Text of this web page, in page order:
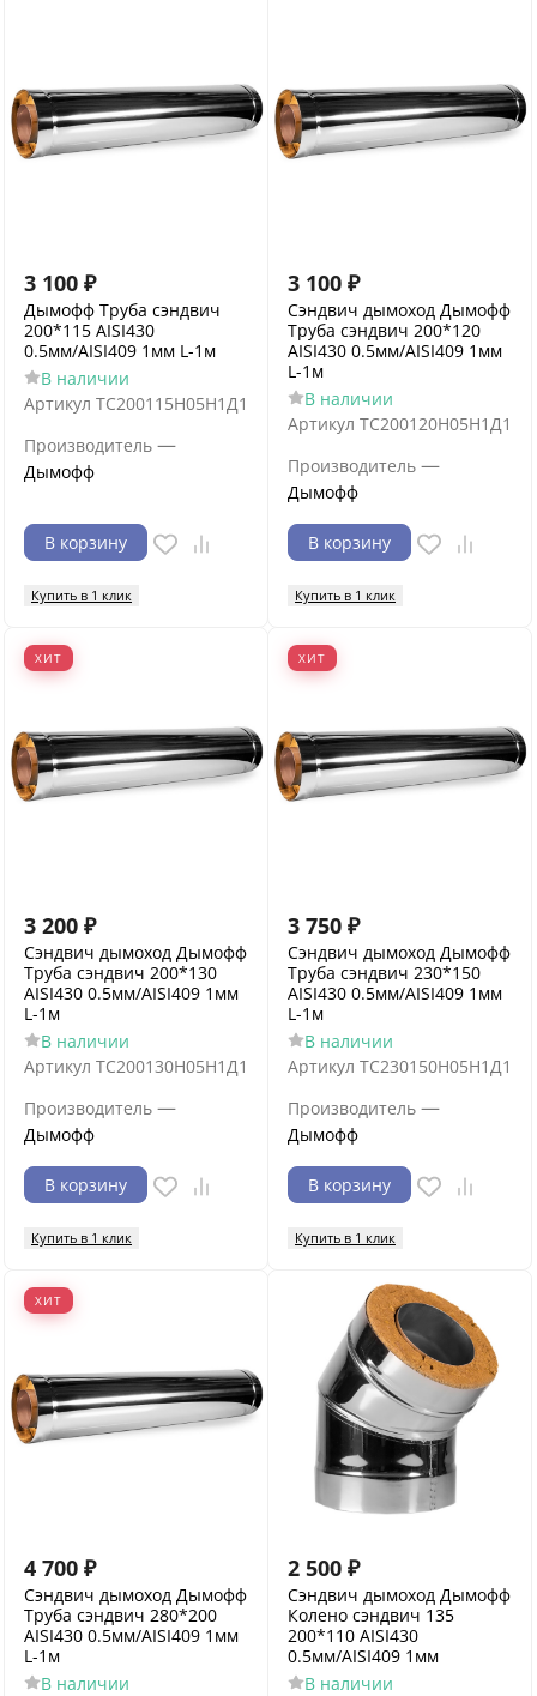
3 100 ₽
Дымофф Труба сэндвич
200*115 AISI430
0.5мм/AISI409 1мм L-1м
В наличии
Артикул ТС200115Н05Н1Д1
Производитель —
Дымофф
В корзину
Купить в 1 клик
3 100 ₽
Сэндвич дымоход Дымофф
Труба сэндвич 200*120
AISI430 0.5мм/AISI409 1мм
L-1м
В наличии
Артикул ТС200120Н05Н1Д1
Производитель —
Дымофф
В корзину
Купить в 1 клик
ХИТ
3 200 ₽
Сэндвич дымоход Дымофф
Труба сэндвич 200*130
AISI430 0.5мм/AISI409 1мм
L-1м
В наличии
Артикул ТС200130Н05Н1Д1
Производитель —
Дымофф
В корзину
Купить в 1 клик
ХИТ
3 750 ₽
Сэндвич дымоход Дымофф
Труба сэндвич 230*150
AISI430 0.5мм/AISI409 1мм
L-1м
В наличии
Артикул ТС230150Н05Н1Д1
Производитель —
Дымофф
В корзину
Купить в 1 клик
ХИТ
4 700 ₽
Сэндвич дымоход Дымофф
Труба сэндвич 280*200
AISI430 0.5мм/AISI409 1мм
L-1м
В наличии
2 500 ₽
Сэндвич дымоход Дымофф
Колено сэндвич 135
200*110 AISI430
0.5мм/AISI409 1мм
В наличии